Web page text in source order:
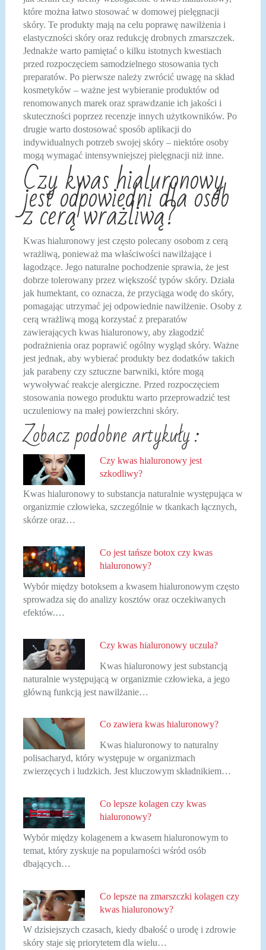
które można łatwo stosować w domowej pielęgnacji
skóry. Te produkty mają na celu poprawę nawilżenia i
elastyczności skóry oraz redukcję drobnych zmarszczek.
Jednakże warto pamiętać o kilku istotnych kwestiach
przed rozpoczęciem samodzielnego stosowania tych
preparatów. Po pierwsze należy zwrócić uwagę na skład
kosmetyków – ważne jest wybieranie produktów od
renomowanych marek oraz sprawdzanie ich jakości i
skuteczności poprzez recenzje innych użytkowników. Po
drugie warto dostosować sposób aplikacji do
indywidualnych potrzeb swojej skóry – niektóre osoby
mogą wymagać intensywniejszej pielęgnacji niż inne.
Czy kwas hialuronowy
jest odpowiedni dla osób
z cerą wrażliwą?
Kwas hialuronowy jest często polecany osobom z cerą
wrażliwą, ponieważ ma właściwości nawilżające i
łagodzące. Jego naturalne pochodzenie sprawia, że jest
dobrze tolerowany przez większość typów skóry. Działa
jak humektant, co oznacza, że przyciąga wodę do skóry,
pomagając utrzymać jej odpowiednie nawilżenie. Osoby z
cerą wrażliwą mogą korzystać z preparatów
zawierających kwas hialuronowy, aby złagodzić
podrażnienia oraz poprawić ogólny wygląd skóry. Ważne
jest jednak, aby wybierać produkty bez dodatków takich
jak parabeny czy sztuczne barwniki, które mogą
wywoływać reakcje alergiczne. Przed rozpoczęciem
stosowania nowego produktu warto przeprowadzić test
uczuleniowy na małej powierzchni skóry.
Zobacz podobne artykuły :
Czy kwas hialuronowy jest
szkodliwy?
Kwas hialuronowy to substancja naturalnie występująca w
organizmie człowieka, szczególnie w tkankach łącznych,
skórze oraz…
Co jest tańsze botox czy kwas
hialuronowy?
Wybór między botoksem a kwasem hialuronowym często
sprowadza się do analizy kosztów oraz oczekiwanych
efektów.…
Czy kwas hialuronowy uczula?
Kwas hialuronowy jest substancją
naturalnie występującą w organizmie człowieka, a jego
główną funkcją jest nawilżanie…
Co zawiera kwas hialuronowy?
Kwas hialuronowy to naturalny
polisacharyd, który występuje w organizmach
zwierzęcych i ludzkich. Jest kluczowym składnikiem…
Co lepsze kolagen czy kwas
hialuronowy?
Wybór między kolagenem a kwasem hialuronowym to
temat, który zyskuje na popularności wśród osób
dbających…
Co lepsze na zmarszczki kolagen czy
kwas hialuronowy?
W dzisiejszych czasach, kiedy dbałość o urodę i zdrowie
skóry staje się priorytetem dla wielu…